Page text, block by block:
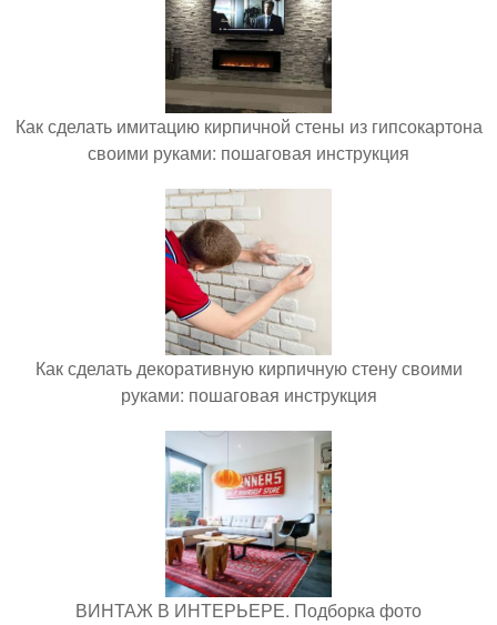
Как сделать имитацию кирпичной стены из гипсокартона
своими руками: пошаговая инструкция
Как сделать декоративную кирпичную стену своими
руками: пошаговая инструкция
ВИНТАЖ В ИНТЕРЬЕРЕ. Подборка фото